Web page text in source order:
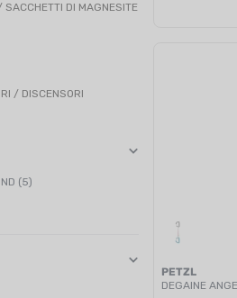
SACCHETTI DI MAGNESITE
/ DISCENSORI
(5)
PETZL
DEGAINE